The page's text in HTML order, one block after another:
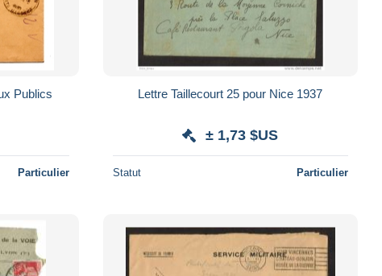
Particulier
Lettre Taillecourt 25 pour Nice 1937
± 1,73 $US
Statut Particulier